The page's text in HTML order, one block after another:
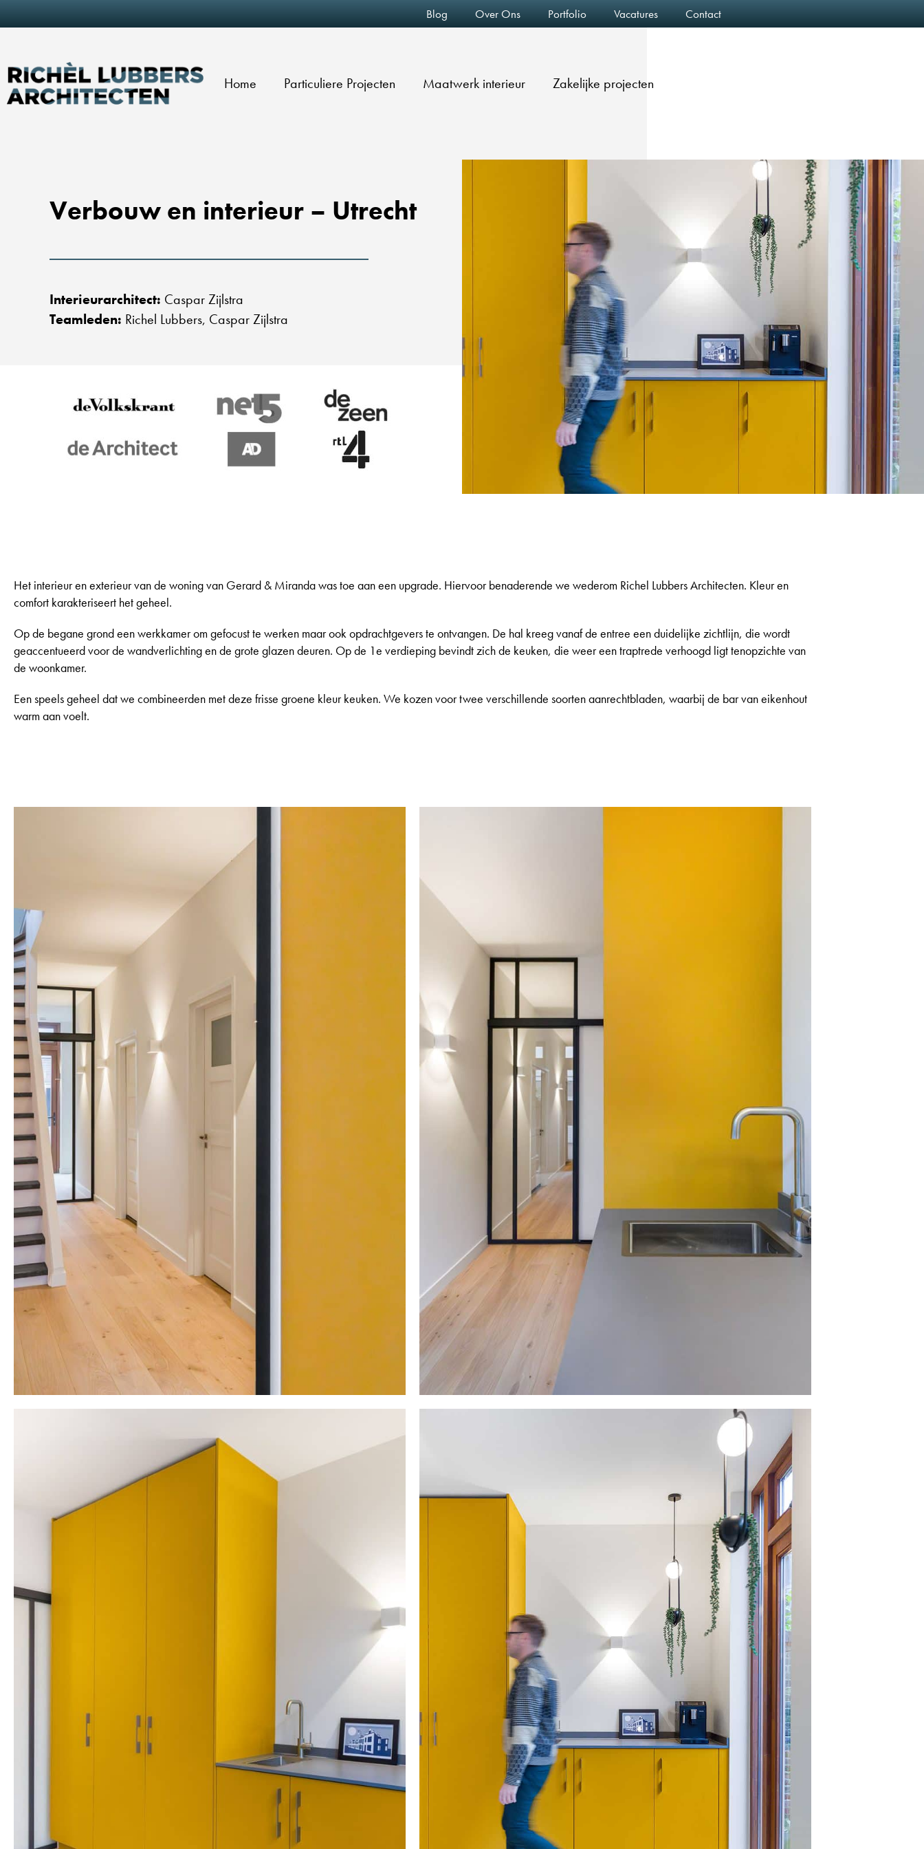
Blog Over Ons Portfolio Vacatures Contact
Home Particuliere Projecten Maatwerk interieur Zakelijke projecten
Verbouw en interieur – Utrecht
Interieurarchitect: Caspar Zijlstra
Teamleden: Richel Lubbers, Caspar Zijlstra
Het interieur en exterieur van de woning van Gerard & Miranda was toe aan een upgrade. Hiervoor benaderende we wederom Richel Lubbers Architecten. Kleur en
comfort karakteriseert het geheel.
Op de begane grond een werkkamer om gefocust te werken maar ook opdrachtgevers te ontvangen. De hal kreeg vanaf de entree een duidelijke zichtlijn, die wordt
geaccentueerd voor de wandverlichting en de grote glazen deuren. Op de 1e verdieping bevindt zich de keuken, die weer een traptrede verhoogd ligt tenopzichte van
de woonkamer.
Een speels geheel dat we combineerden met deze frisse groene kleur keuken. We kozen voor twee verschillende soorten aanrechtbladen, waarbij de bar van eikenhout
warm aan voelt.